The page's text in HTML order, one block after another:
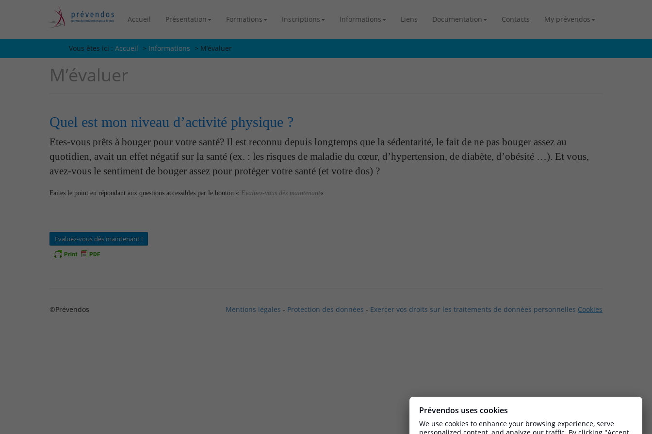
Accueil Présentation Formations Inscriptions Informations Liens Documentation Contacts
My prévendos
Vous êtes ici : Accueil > Informations > M’évaluer
M’évaluer
Quel est mon niveau d’activité physique ?
Etes-vous prêts à bouger pour votre santé? Il est reconnu depuis longtemps que la sédentarité, le fait de ne pas bouger assez au
quotidien, avait un effet négatif sur la santé (ex. : les risques de maladie du cœur, d’hypertension, de diabète, d’obésité …). Et vous,
avez-vous le sentiment de bouger assez pour protéger votre santé (et votre dos) ?
Faites le point en répondant aux questions accessibles par le bouton « Evaluez-vous dès maintenant«
Evaluez-vous dès maintenant !
Mentions légales - Protection des données - Exercer vos droits sur les traitements de données personnelles Cookies
©Prévendos
Prévendos uses cookies
We use cookies to enhance your browsing experience, serve